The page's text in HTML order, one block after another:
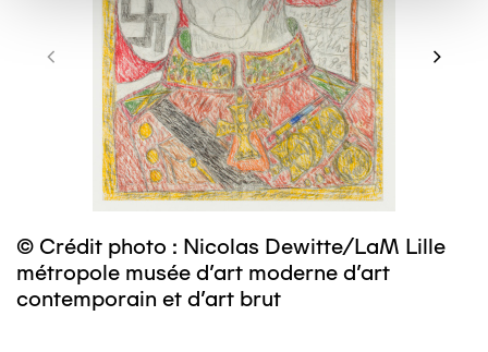
© Crédit photo : Nicolas Dewitte/LaM Lille
métropole musée d’art moderne d’art
contemporain et d’art brut